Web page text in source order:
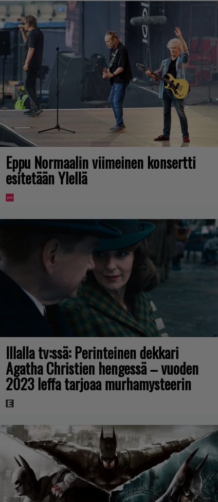
Eppu Normaalin viimeinen konsertti
esitetään Ylellä
Illalla tv:ssä: Perinteinen dekkari
Agatha Christien hengessä – vuoden
2023 leffa tarjoaa murhamysteerin